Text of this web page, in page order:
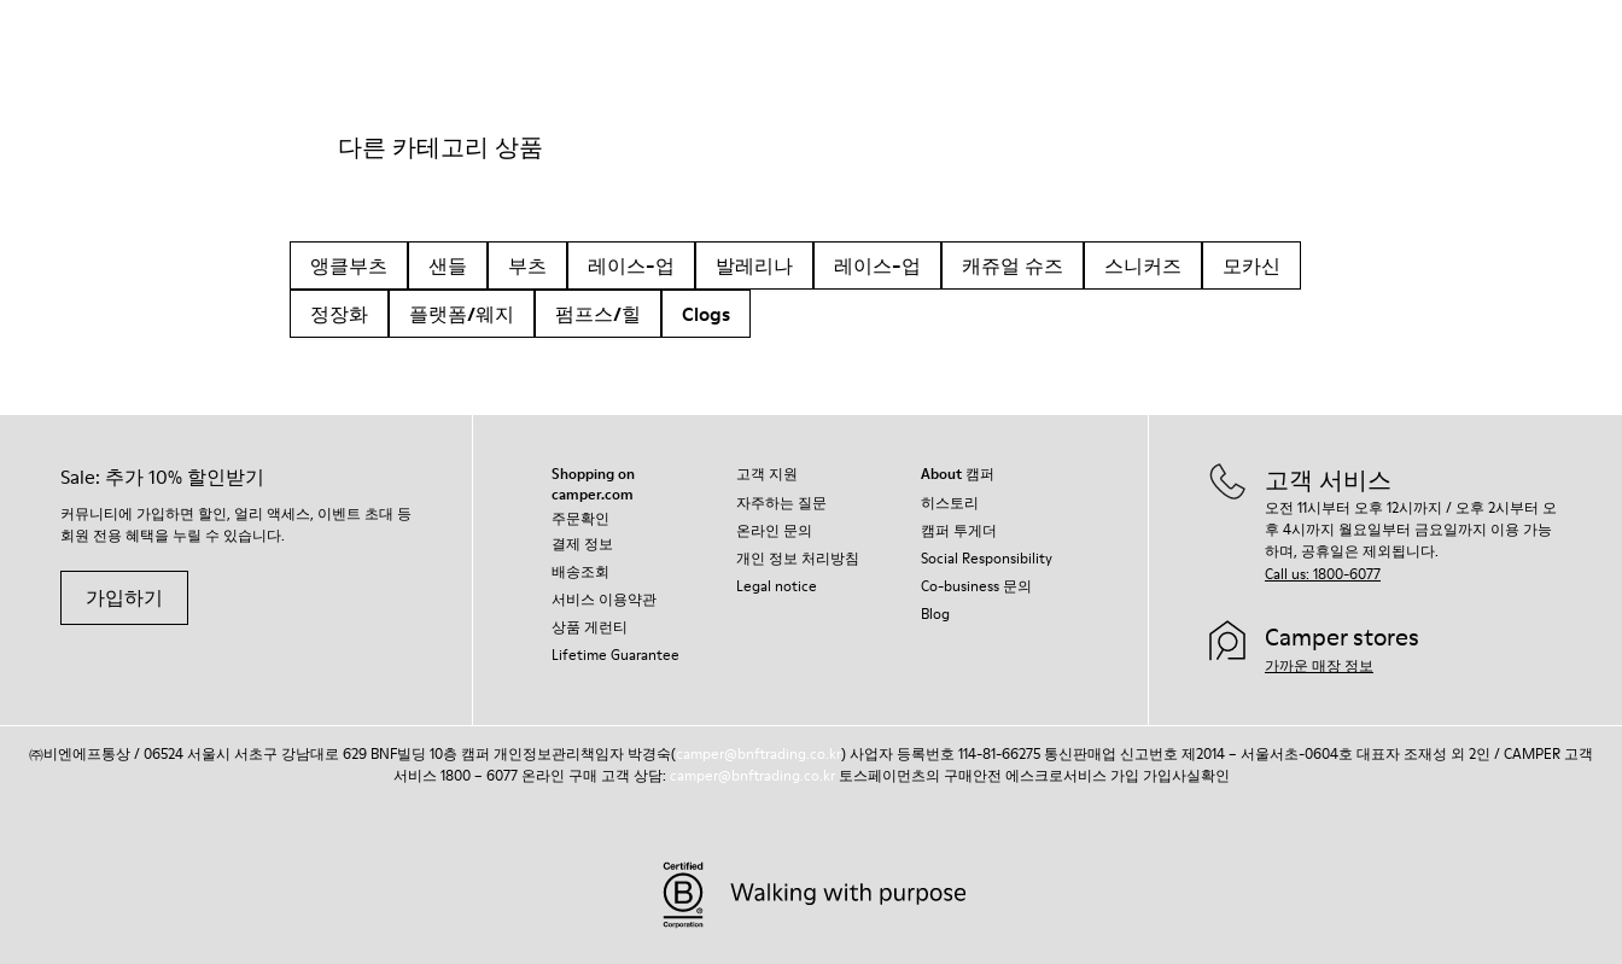
다른 카테고리 상품
앵클부츠 샌들 부츠 레이스-업 발레리나 레이스-업 캐쥬얼 슈즈 스니커즈
모카신
정장화
플랫폼/웨지 펌프스/힐 Clogs
Sale: 추가 10% 할인받기
커뮤니티에 가입하면 할인, 얼리 액세스, 이벤트 초대 등
회원 전용 혜택을 누릴 수 있습니다.
가입하기
Shopping on
camper.com
주문확인
결제 정보
배송조회
서비스 이용약관
상품 게런티
Lifetime Guarantee
고객 지원
자주하는 질문
온라인 문의
개인 정보 처리방침
Legal notice
About 캠퍼
히스토리
캠퍼 투게더
Social Responsibility
Co-business 문의
Blog
고객 서비스
오전 11시부터 오후 12시까지 / 오후 2시부터 오
후 4시까지 월요일부터 금요일까지 이용 가능
하며, 공휴일은 제외됩니다.
Call us: 1800-6077
Camper stores
가까운 매장 정보
㈜비엔에프통상 / 06524 서울시 서초구 강남대로 629 BNF빌딩 10층 캠퍼 개인정보관리책임자 박경숙(camper@bnftrading.co.kr) 사업자 등록번호 114-81-66275 통신판매업 신고번호 제2014 – 서울서초-0604호 대표자 조재성 외 2인 / CAMPER 고객
서비스 1800 – 6077 온라인 구매 고객 상담: camper@bnftrading.co.kr토스페이먼츠의 구매안전 에스크로서비스 가입 가입사실확인